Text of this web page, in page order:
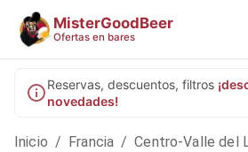
MisterGoodBeer
Ofertas en bares
Reservas, descuentos, filtros
novedades!
Inicio / Francia / Centro-Valle del